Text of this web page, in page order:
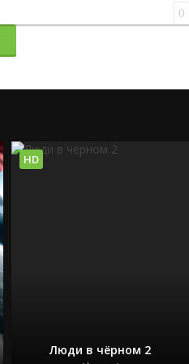
0
Люди в чёрном 2
HD